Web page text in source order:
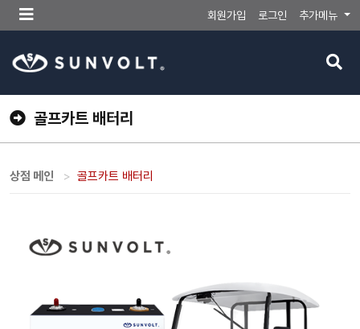
메
뉴
튼
회원가입 로그인 추가메뉴
검
버
골프카트 배터리
상점 메인 골프카트 배터리